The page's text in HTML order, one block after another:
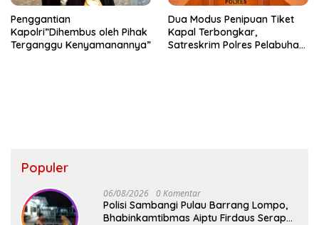
Penggantian
Kapolri”Dihembus oleh Pihak
Terganggu Kenyamanannya”
Dua Modus Penipuan Tiket
Kapal Terbongkar,
Satreskrim Polres Pelabuhan
Populer
06/08/2026 0 Komentar
Polisi Sambangi Pulau Barrang Lompo,
Bhabinkamtibmas Aiptu Firdaus Serap